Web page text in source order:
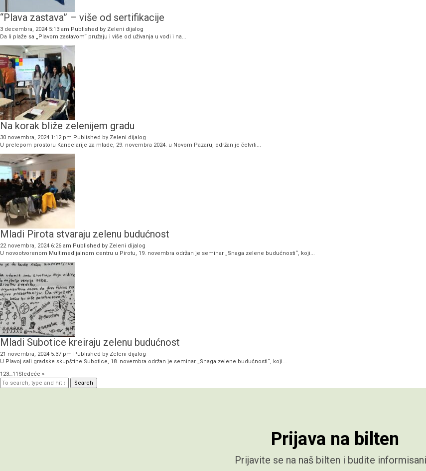
“Plava zastava” – više od sertifikacije
3 decembra, 2024 5:13 am Published by Zeleni dijalog
Da li plaže sa „Plavom zastavom“ pružaju i više od uživanja u vodi i na...
Na korak bliže zelenijem gradu
30 novembra, 2024 1:12 pm Published by Zeleni dijalog
U prelepom prostoru Kancelarije za mlade, 29. novembra 2024. u Novom Pazaru, održan je četvrti...
Mladi Pirota stvaraju zelenu budućnost
22 novembra, 2024 6:26 am Published by Zeleni dijalog
U novootvorenom Multimedijalnom centru u Pirotu, 19. novembra održan je seminar „Snaga zelene budućnosti“, koji...
Mladi Subotice kreiraju zelenu budućnost
21 novembra, 2024 5:37 pm Published by Zeleni dijalog
U Plavoj sali gradske skupštine Subotice, 18. novembra održan je seminar „Snaga zelene budućnosti“, koji...
1 23…11 Sledeće »
Search
Prijava na bilten
Prijavite se na naš bilten i budite